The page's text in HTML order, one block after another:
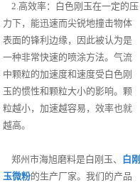
2.高效率：白色刚玉在一定的压
力下，能迅速而尖锐地撞击物体
表面的锋利边缘，因此被认为是
一种非常快速的喷涂方法。气流
中颗粒的加速度和速度受白色刚
玉的惯性和颗粒大小的影响。颗
粒越小，加速越容易，效率也就
越高。
郑州市海旭磨料是白刚玉、
白刚
玉微粉的生产厂家。我们的产品